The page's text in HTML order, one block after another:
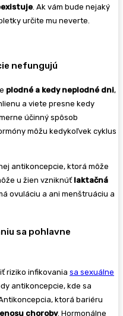
. Ak vám bude nejaký
určite mu neverte.
nefungujú
plodné a kedy neplodné dni,
a viete presne kedy
účinný spôsob
môžu kedykoľvek cyklus
antikoncepcie, ktorá môže
u žien vzniknúť laktačná
ovuláciu a ani menštruáciu a
sa pohlavne
riziko infikovania sa sexuálne
antikoncepcie, kde sa
ktorá bariéru
choroby. Hormonálne